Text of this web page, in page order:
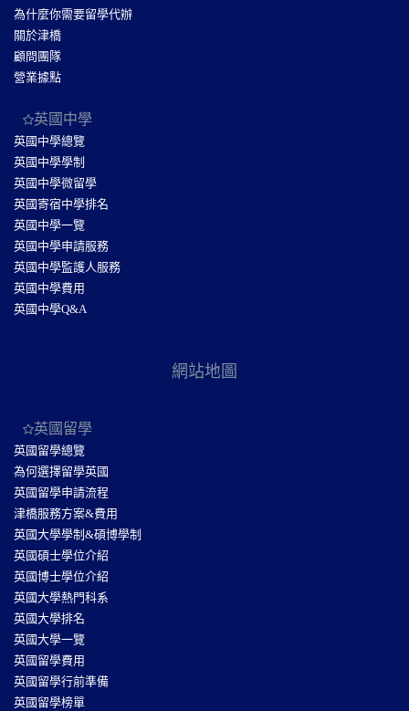
為什麼你需要留學代辦
關於津橋
顧問團隊
營業據點
英國中學
英國中學總覽
英國中學學制
英國中學微留學
英國寄宿中學排名
英國中學一覽
英國中學申請服務
英國中學監護人服務
英國中學費用
英國中學Q&A
網站地圖
英國留學
英國留學總覽
為何選擇留學英國
英國留學申請流程
津橋服務方案&費用
英國大學學制&碩博學制
英國碩士學位介紹
英國博士學位介紹
英國大學熱門科系
英國大學排名
英國大學一覽
英國留學費用
英國留學行前準備
英國留學榜單